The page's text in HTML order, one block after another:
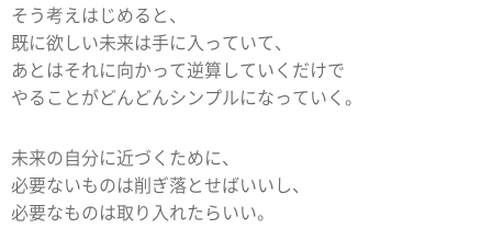
そう考えはじめると、
既に欲しい未来は手に入っていて、
あとはそれに向かって逆算していくだけで
やることがどんどんシンプルになっていく。
未来の自分に近づくために、
必要ないものは削ぎ落とせばいいし、
必要なものは取り入れたらいい。